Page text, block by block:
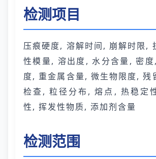
检测项目
压痕硬度, 溶解时间, 崩解时限,
性模量, 溶出度, 水分含量, 密
度, 重金属含量, 微生物限度, 残
检查, 粒径分布, 熔点, 热稳定
性, 挥发性物质, 添加剂含量
检测范围